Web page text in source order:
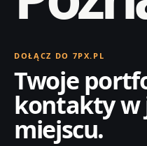
DOŁĄCZ DO 7PX.PL
Twoje
kontakty w
miejscu.